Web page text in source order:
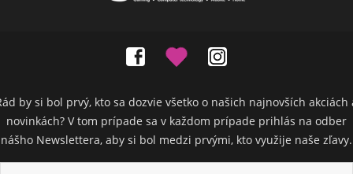
by si bol prvý, kto sa dozvie všetko o našich najnovších akciách
novinkách? V tom prípade sa v každom prípade prihlás na odber
nášho Newslettera, aby si bol medzi prvými, kto využije naše zľavy.